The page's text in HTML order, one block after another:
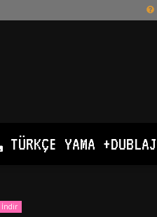
TÜRKÇE YAMA +DUBLAJ
İndir